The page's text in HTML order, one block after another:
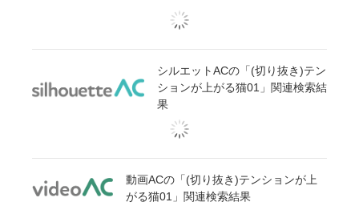
シルエットACの「(切り抜き)テン
ションが上がる猫01」関連検索結
果
動画ACの「(切り抜き)テンションが上
がる猫01」関連検索結果